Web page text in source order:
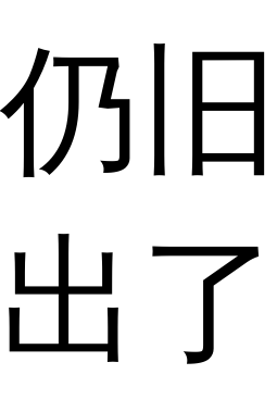
仍
出